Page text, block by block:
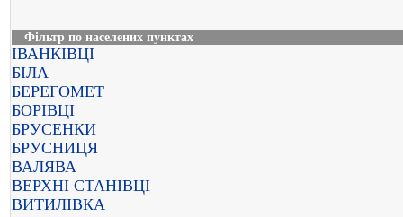
Фільтр по населених пунктах
ІВАНКІВЦІ
БІЛА
БЕРЕГОМЕТ
БОРІВЦІ
БРУСЕНКИ
БРУСНИЦЯ
ВАЛЯВА
ВЕРХНІ СТАНІВЦІ
ВИТИЛІВКА